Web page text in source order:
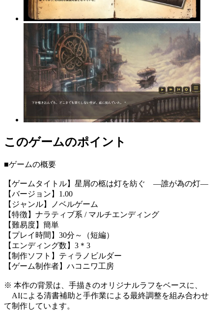
このゲームのポイント
■ゲームの概要
【ゲームタイトル】星屑の柩は灯を紡ぐ ―誰が為の灯―
【バージョン】1.00
【ジャンル】ノベルゲーム
【特徴】ナラティブ系 / マルチエンディング
【難易度】簡単
【プレイ時間】30分～（短編）
【エンディング数】3＊3
【制作ソフト】ティラノビルダー
【ゲーム制作者】ハコニワ工房
※ 本作の背景は、手描きのオリジナルラフをベースに、
AIによる清書補助と手作業による最終調整を組み合わせ
て制作しています。